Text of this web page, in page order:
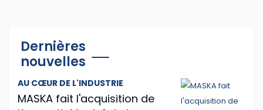
ses camions à hydrogène
Même si le démarrage semble un peu laborieux,
l'entreprise sud-coréenne Hyundai Translead poursuit
son expansion.
Dernières
nouvelles
AU CŒUR DE L'INDUSTRIE
MASKA fait l'acquisition de